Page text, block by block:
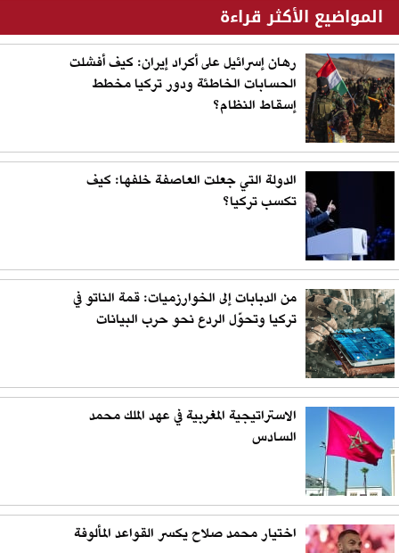
المواضيع الأكثر قراءة
رهان إسرائيل على أكراد إيران: كيف أفشلت
الحسابات الخاطئة ودور تركيا مخطط
إسقاط النظام؟
الدولة التي جعلت العاصفة خلفها: كيف
تكسب تركيا؟
من الدبابات إلى الخوارزميات: قمة الناتو في
تركيا وتحوّل الردع نحو حرب البيانات
الاستراتيجية المغربية في عهد الملك محمد
السادس
اختيار محمد صلاح يكسر القواعد المألوفة